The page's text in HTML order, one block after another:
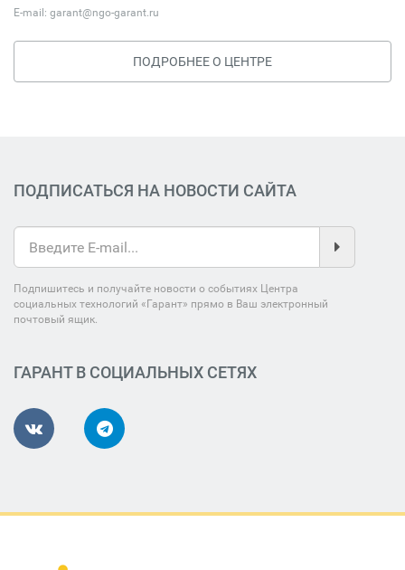
E-mail: garant@ngo-garant.ru
ПОДРОБНЕЕ О ЦЕНТРЕ
ПОДПИСАТЬСЯ НА НОВОСТИ САЙТА
Подпишитесь и получайте новости о событиях Центра
социальных технологий «Гарант» прямо в Ваш электронный
почтовый ящик.
ГАРАНТ В СОЦИАЛЬНЫХ СЕТЯХ